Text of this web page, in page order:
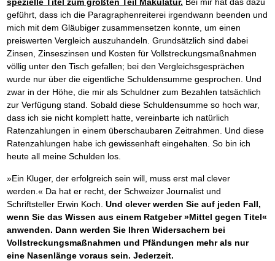
geführt, dass ich die Paragraphenreiterei irgendwann beenden und
mich mit dem Gläubiger zusammensetzen konnte, um einen
preiswerten Vergleich auszuhandeln. Grundsätzlich sind dabei
Zinsen, Zinseszinsen und Kosten für Vollstreckungsmaßnahmen
völlig unter den Tisch gefallen; bei den Vergleichsgesprächen
wurde nur über die eigentliche Schuldensumme gesprochen. Und
zwar in der Höhe, die mir als Schuldner zum Bezahlen tatsächlich
zur Verfügung stand. Sobald diese Schuldensumme so hoch war,
dass ich sie nicht komplett hatte, vereinbarte ich natürlich
Ratenzahlungen in einem überschaubaren Zeitrahmen. Und diese
Ratenzahlungen habe ich gewissenhaft eingehalten. So bin ich
heute all meine Schulden los.
»Ein Kluger, der erfolgreich sein will, muss erst mal clever
werden.« Da hat er recht, der Schweizer Journalist und
Schriftsteller Erwin Koch. Und clever werden Sie auf jeden Fall,
wenn Sie das Wissen aus einem Ratgeber »Mittel gegen Titel«
anwenden. Dann werden Sie Ihren Widersachern bei
Vollstreckungsmaßnahmen und Pfändungen mehr als nur
eine Nasenlänge voraus sein. Jederzeit.